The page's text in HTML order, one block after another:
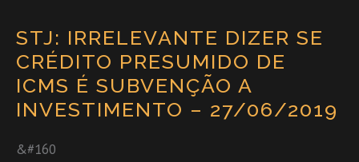
STJ: IRRELEVANTE DIZER SE
CRÉDITO PRESUMIDO DE
ICMS É SUBVENÇÃO A
INVESTIMENTO – 27/06/2019
&#160